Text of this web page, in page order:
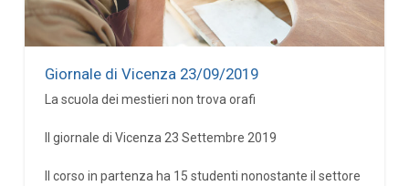
Giornale di Vicenza 23/09/2019
La scuola dei mestieri non trova orafi
Il giornale di Vicenza 23 Settembre 2019
Il corso in partenza ha 15 studenti nonostante il settore